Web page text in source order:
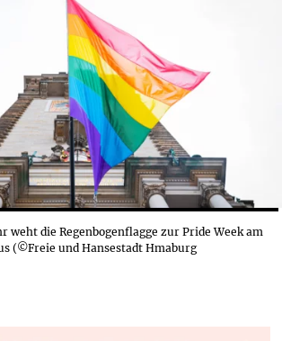
weht die Regenbogenflagge zur Pride Week am
(©Freie und Hansestadt Hmaburg